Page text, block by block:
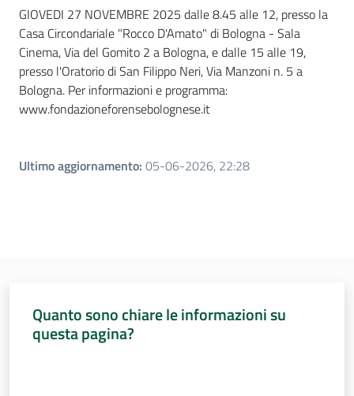
Introduzione
GIOVEDI 27 NOVEMBRE 2025 dalle 8.45 alle 12, presso la
Casa Circondariale "Rocco D'Amato" di Bologna - Sala
Cinema, Via del Gomito 2 a Bologna, e dalle 15 alle 19,
presso l'Oratorio di San Filippo Neri, Via Manzoni n. 5 a
Bologna. Per informazioni e programma:
www.fondazioneforensebolognese.it
Ultimo aggiornamento: 05-06-2026, 22:28
Quanto sono chiare le informazioni su
questa pagina?